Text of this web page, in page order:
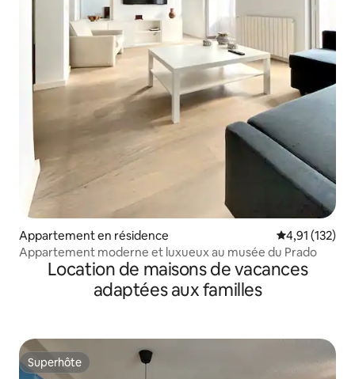
Appartement en résidence Évaluation
4,91 (132)
Appartement moderne et luxueux au musée du Prado
Location de maisons de vacances
adaptées aux familles
Superhôte
Superhôte